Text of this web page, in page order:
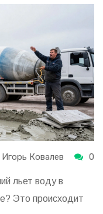
Игорь Ковалев 0
льет воду в
Это происходит